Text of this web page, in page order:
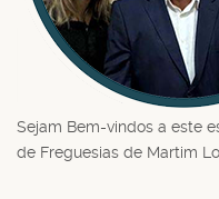
Sejam Bem-vindos a este
de Freguesias de Martim